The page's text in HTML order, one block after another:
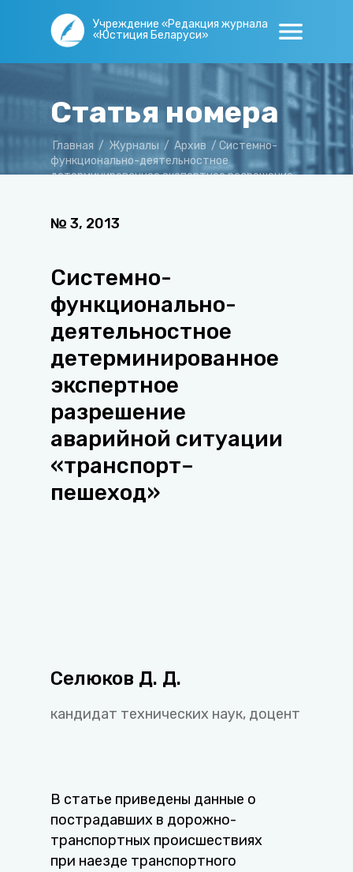
Учреждение «Редакция журнала
«Юстиция Беларуси»
Статья номера
Главная / Журналы / Архив / Системно-
функционально-деятельностное
детерминированное экспертное разрешение
№ 3, 2013
Системно-
функционально-
деятельностное
детерминированное
экспертное
разрешение
аварийной ситуации
«транспорт–
пешеход»
Селюков Д. Д.
кандидат технических наук, доцент
В статье приведены данные о
пострадавших в дорожно-
транспортных происшествиях
при наезде транспортного